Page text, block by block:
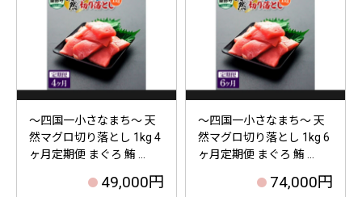
～四国一小さなまち～ 天
然マグロ切り落とし 1kg 4
ヶ月定期便 まぐろ 鮪 ...
49,000円
～四国一小さなまち～ 天
然マグロ切り落とし 1kg 6
ヶ月定期便 まぐろ 鮪 ...
74,000円